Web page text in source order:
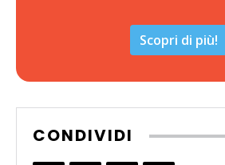
Scopri di più!
CONDIVIDI